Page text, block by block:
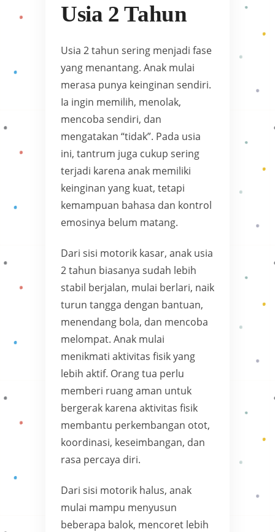
Usia 2 Tahun
Usia 2 tahun sering menjadi fase
yang menantang. Anak mulai
merasa punya keinginan sendiri.
Ia ingin memilih, menolak,
mencoba sendiri, dan
mengatakan “tidak”. Pada usia
ini, tantrum juga cukup sering
terjadi karena anak memiliki
keinginan yang kuat, tetapi
kemampuan bahasa dan kontrol
emosinya belum matang.
Dari sisi motorik kasar, anak usia
2 tahun biasanya sudah lebih
stabil berjalan, mulai berlari, naik
turun tangga dengan bantuan,
menendang bola, dan mencoba
melompat. Anak mulai
menikmati aktivitas fisik yang
lebih aktif. Orang tua perlu
memberi ruang aman untuk
bergerak karena aktivitas fisik
membantu perkembangan otot,
koordinasi, keseimbangan, dan
rasa percaya diri.
Dari sisi motorik halus, anak
mulai mampu menyusun
beberapa balok, mencoret lebih